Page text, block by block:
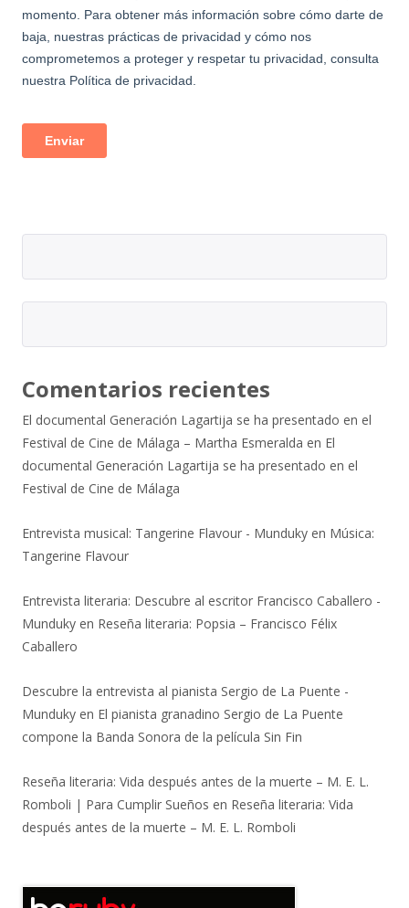
Comentarios recientes
El documental Generación Lagartija se ha presentado en el
Festival de Cine de Málaga – Martha Esmeralda en El
documental Generación Lagartija se ha presentado en el
Festival de Cine de Málaga
Entrevista musical: Tangerine Flavour - Munduky en Música:
Tangerine Flavour
Entrevista literaria: Descubre al escritor Francisco Caballero -
Munduky en Reseña literaria: Popsia – Francisco Félix
Caballero
Descubre la entrevista al pianista Sergio de La Puente -
Munduky en El pianista granadino Sergio de La Puente
compone la Banda Sonora de la película Sin Fin
Reseña literaria: Vida después antes de la muerte – M. E. L.
Romboli | Para Cumplir Sueños en Reseña literaria: Vida
después antes de la muerte – M. E. L. Romboli